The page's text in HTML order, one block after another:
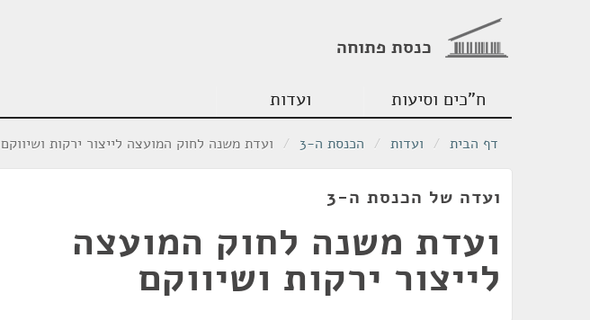
כנסת פתוחה
ח"כים וסיעות ועדות
דף הבית / ועדות / הכנסת ה-3 / ועדת משנה לחוק המועצה לייצור ירקות ושיווקם
ועדה של הכנסת ה-3
ועדת משנה לחוק המועצה
לייצור ירקות ושיווקם